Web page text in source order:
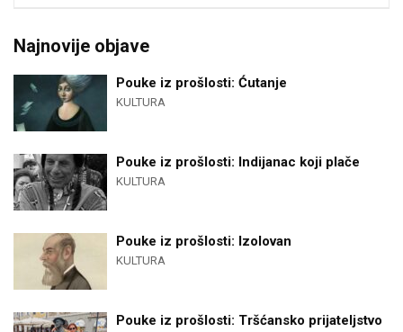
Najnovije objave
Pouke iz prošlosti: Ćutanje
KULTURA
Pouke iz prošlosti: Indijanac koji plače
KULTURA
Pouke iz prošlosti: Izolovan
KULTURA
Pouke iz prošlosti: Tršćansko prijateljstvo